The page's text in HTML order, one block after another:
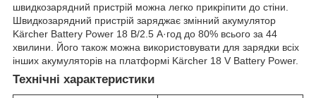
швидкозарядний пристрій можна легко прикріпити до стіни.
Швидкозарядний пристрій заряджає змінний акумулятор
Kärcher Battery Power 18 В/2.5 А·год до 80% всього за 44
хвилини. Його також можна використовувати для зарядки всіх
інших акумуляторів на платформі Kärcher 18 V Battery Power.
Технічні характеристики